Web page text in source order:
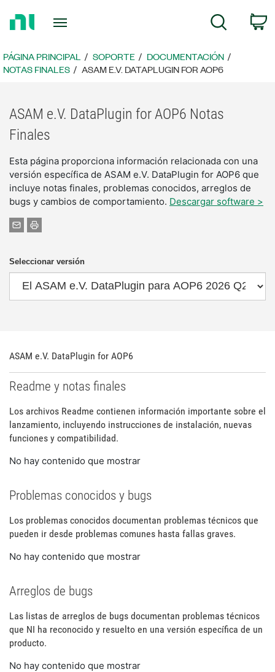
página
principal
Búsqueda
PÁGINA PRINCIPAL SOPORTE
DOCUMENTACIÓN
NOTAS FINALES
ASAM E.V. DATAPLUGIN FOR AOP6
ASAM e.V. DataPlugin for AOP6 Notas
Finales
Esta página proporciona información relacionada con una
versión específica de ASAM e.V. DataPlugin for AOP6 que
incluye notas finales, problemas conocidos, arreglos de
bugs y cambios de comportamiento. Descargar software >
Seleccionar versión
ASAM e.V. DataPlugin for AOP6
Readme y notas finales
Los archivos Readme contienen información importante sobre el
lanzamiento, incluyendo instrucciones de instalación, nuevas
funciones y compatibilidad.
No hay contenido que mostrar
Problemas conocidos y bugs
Los problemas conocidos documentan problemas técnicos que
pueden ir desde problemas comunes hasta fallas graves.
No hay contenido que mostrar
Arreglos de bugs
Las listas de arreglos de bugs documentan problemas técnicos
que NI ha reconocido y resuelto en una versión específica de un
producto.
No hay contenido que mostrar